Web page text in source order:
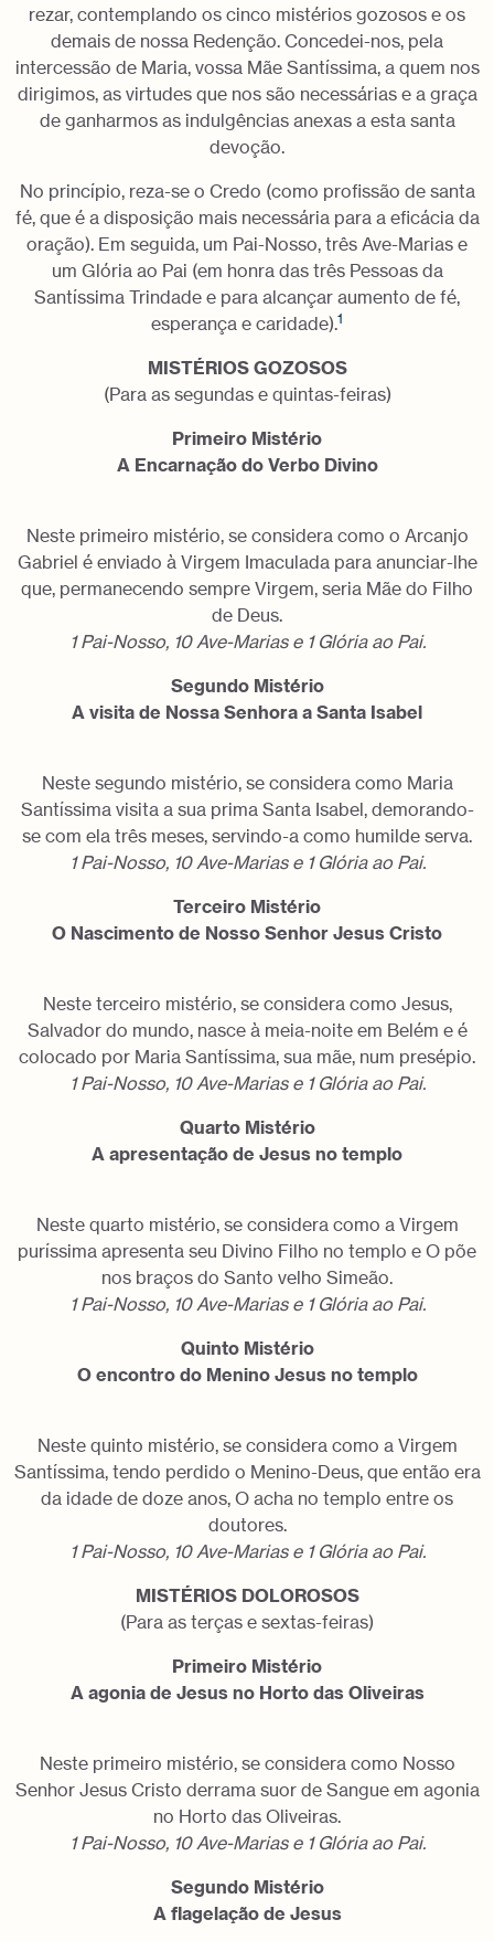
rezar, contemplando os cinco mistérios gozosos e os
demais de nossa Redenção. Concedei-nos, pela
intercessão de Maria, vossa Mãe Santíssima, a quem nos
dirigimos, as virtudes que nos são necessárias e a graça
de ganharmos as indulgências anexas a esta santa
devoção.
No princípio, reza-se o Credo (como profissão de santa
fé, que é a disposição mais necessária para a eficácia da
oração). Em seguida, um Pai-Nosso, três Ave-Marias e
um Glória ao Pai (em honra das três Pessoas da
Santíssima Trindade e para alcançar aumento de fé,
esperança e caridade).1
MISTÉRIOS GOZOSOS
(Para as segundas e quintas-feiras)
Primeiro Mistério
A Encarnação do Verbo Divino
Neste primeiro mistério, se considera como o Arcanjo
Gabriel é enviado à Virgem Imaculada para anunciar-lhe
que, permanecendo sempre Virgem, seria Mãe do Filho
de Deus.
1 Pai-Nosso, 10 Ave-Marias e 1 Glória ao Pai.
Segundo Mistério
A visita de Nossa Senhora a Santa Isabel
Neste segundo mistério, se considera como Maria
Santíssima visita a sua prima Santa Isabel, demorando-
se com ela três meses, servindo-a como humilde serva.
1 Pai-Nosso, 10 Ave-Marias e 1 Glória ao Pai.
Terceiro Mistério
O Nascimento de Nosso Senhor Jesus Cristo
Neste terceiro mistério, se considera como Jesus,
Salvador do mundo, nasce à meia-noite em Belém e é
colocado por Maria Santíssima, sua mãe, num presépio.
1 Pai-Nosso, 10 Ave-Marias e 1 Glória ao Pai.
Quarto Mistério
A apresentação de Jesus no templo
Neste quarto mistério, se considera como a Virgem
puríssima apresenta seu Divino Filho no templo e O põe
nos braços do Santo velho Simeão.
1 Pai-Nosso, 10 Ave-Marias e 1 Glória ao Pai.
Quinto Mistério
O encontro do Menino Jesus no templo
Neste quinto mistério, se considera como a Virgem
Santíssima, tendo perdido o Menino-Deus, que então era
da idade de doze anos, O acha no templo entre os
doutores.
1 Pai-Nosso, 10 Ave-Marias e 1 Glória ao Pai.
MISTÉRIOS DOLOROSOS
(Para as terças e sextas-feiras)
Primeiro Mistério
A agonia de Jesus no Horto das Oliveiras
Neste primeiro mistério, se considera como Nosso
Senhor Jesus Cristo derrama suor de Sangue em agonia
no Horto das Oliveiras.
1 Pai-Nosso, 10 Ave-Marias e 1 Glória ao Pai.
Segundo Mistério
A flagelação de Jesus